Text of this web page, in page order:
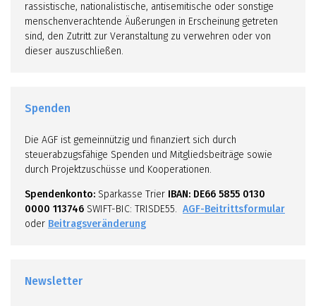
rassistische, nationalistische, antisemitische oder sonstige
menschenverachtende Äußerungen in Erscheinung getreten
sind, den Zutritt zur Veranstaltung zu verwehren oder von
dieser auszuschließen.
Spenden
Die AGF ist gemeinnützig und finanziert sich durch
steuerabzugsfähige Spenden und Mitgliedsbeiträge sowie
durch Projektzuschüsse und Kooperationen.
Spendenkonto: Sparkasse Trier IBAN: DE66 5855 0130
0000 113746 SWIFT-BIC: TRISDE55. AGF-Beitrittsformular
oder Beitragsveränderung
Newsletter